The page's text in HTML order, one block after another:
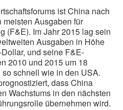
ist China nach
Ausgaben für
(F&E). Im Jahr 2015 lag sein
Ausgaben in Höhe
und seine F&E-
2010 und 2015 um 18
schnell wie in den USA.
dass China
Wachstums in den nächsten
übernehmen wird.